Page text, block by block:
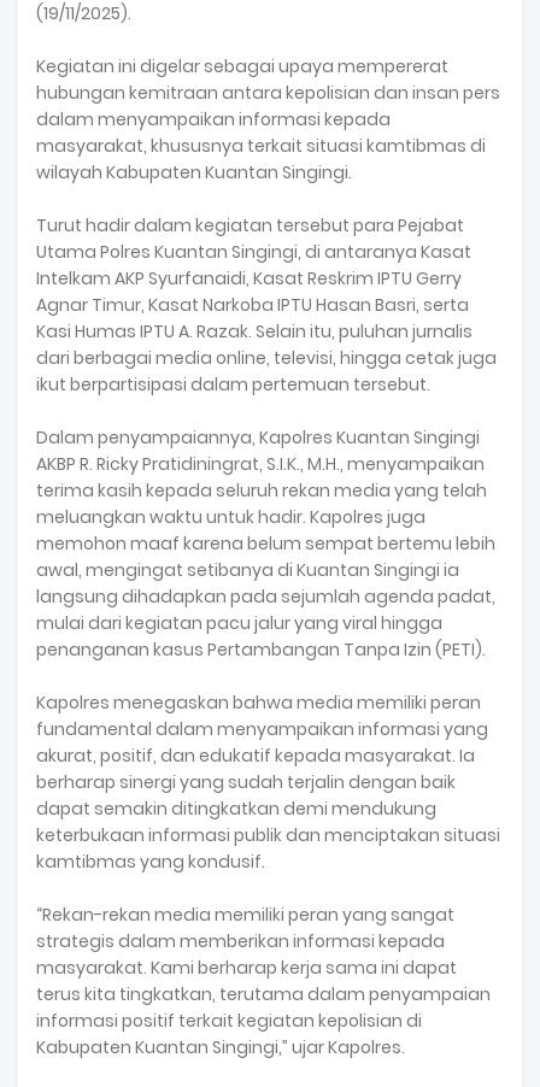
(19/11/2025).
Kegiatan ini digelar sebagai upaya mempererat
hubungan kemitraan antara kepolisian dan insan pers
dalam menyampaikan informasi kepada
masyarakat, khususnya terkait situasi kamtibmas di
wilayah Kabupaten Kuantan Singingi.
Turut hadir dalam kegiatan tersebut para Pejabat
Utama Polres Kuantan Singingi, di antaranya Kasat
Intelkam AKP Syurfanaidi, Kasat Reskrim IPTU Gerry
Agnar Timur, Kasat Narkoba IPTU Hasan Basri, serta
Kasi Humas IPTU A. Razak. Selain itu, puluhan jurnalis
dari berbagai media online, televisi, hingga cetak juga
ikut berpartisipasi dalam pertemuan tersebut.
Dalam penyampaiannya, Kapolres Kuantan Singingi
AKBP R. Ricky Pratidiningrat, S.I.K., M.H., menyampaikan
terima kasih kepada seluruh rekan media yang telah
meluangkan waktu untuk hadir. Kapolres juga
memohon maaf karena belum sempat bertemu lebih
awal, mengingat setibanya di Kuantan Singingi ia
langsung dihadapkan pada sejumlah agenda padat,
mulai dari kegiatan pacu jalur yang viral hingga
penanganan kasus Pertambangan Tanpa Izin (PETI).
Kapolres menegaskan bahwa media memiliki peran
fundamental dalam menyampaikan informasi yang
akurat, positif, dan edukatif kepada masyarakat. Ia
berharap sinergi yang sudah terjalin dengan baik
dapat semakin ditingkatkan demi mendukung
keterbukaan informasi publik dan menciptakan situasi
kamtibmas yang kondusif.
“Rekan-rekan media memiliki peran yang sangat
strategis dalam memberikan informasi kepada
masyarakat. Kami berharap kerja sama ini dapat
terus kita tingkatkan, terutama dalam penyampaian
informasi positif terkait kegiatan kepolisian di
Kabupaten Kuantan Singingi,” ujar Kapolres.